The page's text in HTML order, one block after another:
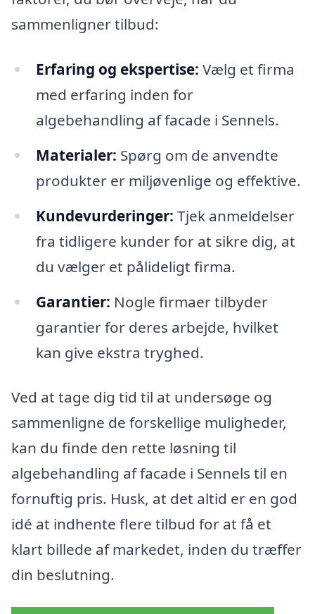
sammenligner tilbud:
Erfaring og ekspertise: Vælg et firma
med erfaring inden for
algebehandling af facade i Sennels.
Materialer: Spørg om de anvendte
produkter er miljøvenlige og effektive.
Kundevurderinger: Tjek anmeldelser
fra tidligere kunder for at sikre dig, at
du vælger et pålideligt firma.
Garantier: Nogle firmaer tilbyder
garantier for deres arbejde, hvilket
kan give ekstra tryghed.
Ved at tage dig tid til at undersøge og
sammenligne de forskellige muligheder,
kan du finde den rette løsning til
algebehandling af facade i Sennels til en
fornuftig pris. Husk, at det altid er en god
idé at indhente flere tilbud for at få et
klart billede af markedet, inden du træffer
din beslutning.